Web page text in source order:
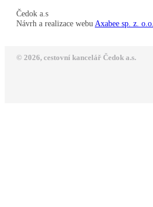
Čedok a.s
Návrh a realizace webu Axabee sp. z. o.o.
© 2026, cestovní kancelář Čedok a.s.